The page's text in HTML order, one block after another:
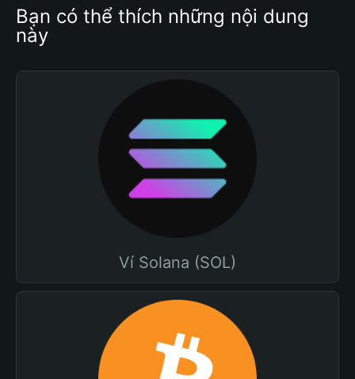
Bạn có thể thích những nội dung
này
Ví Solana (SOL)